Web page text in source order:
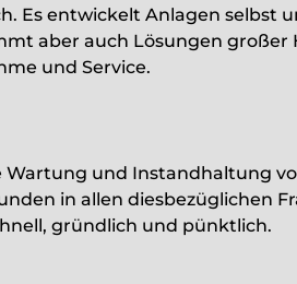
Es entwickelt Anlagen selbst
aber auch Lösungen
und Service.
Wartung und Instandhaltung
in allen diesbezüglichen
gründlich und pünktlich.